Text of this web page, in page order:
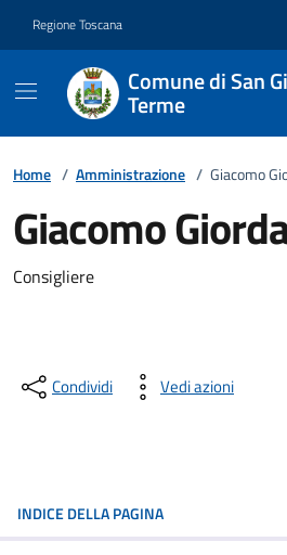
Regione Toscana
Comune di San
Terme
Home / Amministrazione / Giacomo
Giacomo
Descrizione breve
Consigliere
Condividi Vedi azioni
INDICE DELLA PAGINA